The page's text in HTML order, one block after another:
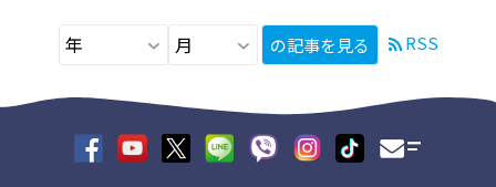
の記事を見る RSS